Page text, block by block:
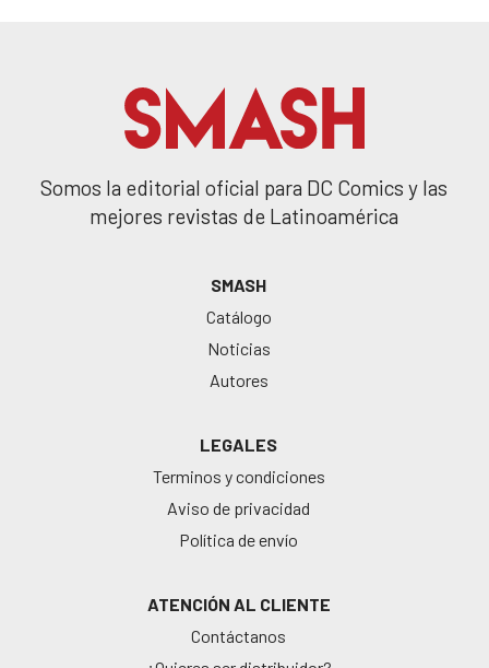
Somos la editorial oficial para DC Comics y las
mejores revistas de Latinoamérica
SMASH
Catálogo
Noticias
Autores
LEGALES
Terminos y condiciones
Aviso de privacidad
Política de envío
ATENCIÓN AL CLIENTE
Contáctanos